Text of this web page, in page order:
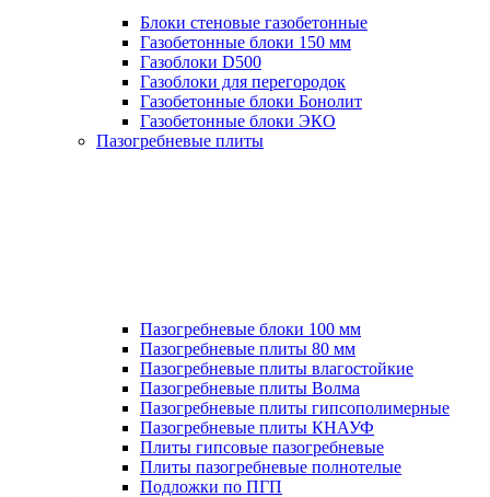
Блоки стеновые газобетонные
Газобетонные блоки 150 мм
Газоблоки D500
Газоблоки для перегородок
Газобетонные блоки Бонолит
Газобетонные блоки ЭКО
Пазогребневые плиты
Пазогребневые блоки 100 мм
Пазогребневые плиты 80 мм
Пазогребневые плиты влагостойкие
Пазогребневые плиты Волма
Пазогребневые плиты гипсополимерные
Пазогребневые плиты КНАУФ
Плиты гипсовые пазогребневые
Плиты пазогребневые полнотелые
Подложки по ПГП